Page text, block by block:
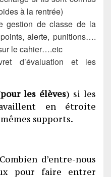
à la rentrée)
gestion de classe de la
alerte, punitions….
le cahier….etc
d’évaluation et les
pour les élèves) si les
en étroite
supports.
d’entre-nous
pour faire entrer